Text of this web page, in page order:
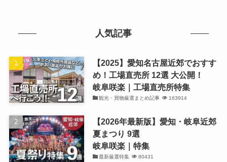
人気記事
【2025】愛知名古屋近郊でおすす
め！工場直売所 12選 大公開！
岐阜咲楽｜工場直売所特集
観光・買物厳選まとめ記事 163914
【2026年最新版】愛知・岐阜近郊
夏まつり 9選
岐阜咲楽｜特集
最新厳選特集 80431